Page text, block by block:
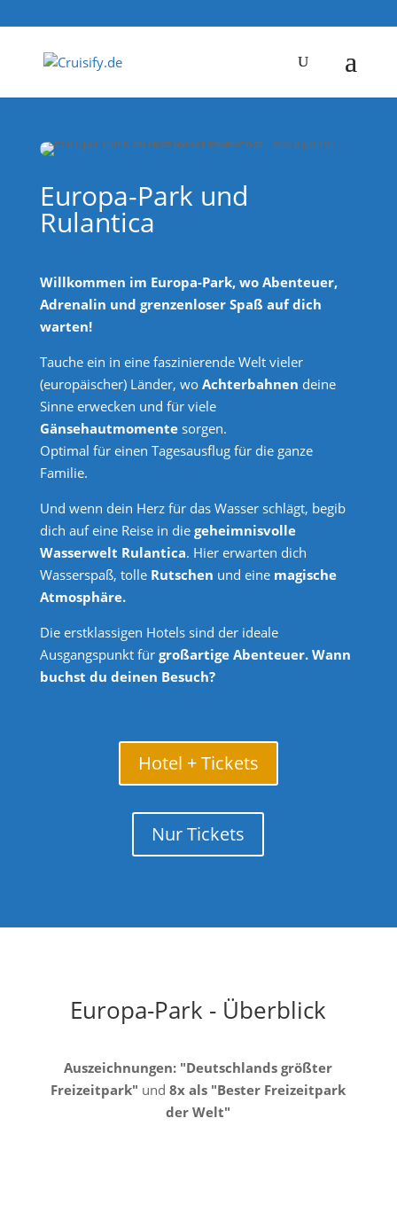
Europa-Park und
Rulantica
Willkommen im Europa-Park, wo Abenteuer,
Adrenalin und grenzenloser Spaß auf dich
warten!
Tauche ein in eine faszinierende Welt vieler
(europäischer) Länder, wo Achterbahnen deine
Sinne erwecken und für viele
Gänsehautmomentesorgen.
Optimal für einen Tagesausflug für die ganze
Familie.
Und wenn dein Herz für das Wasser schlägt, begib
dich auf eine Reise in die geheimnisvolle
Wasserwelt Rulantica. Hier erwarten dich
Wasserspaß, tolle Rutschen und eine magische
Atmosphäre.
Die erstklassigen Hotels sind der ideale
Ausgangspunkt für großartige Abenteuer. Wann
buchst du deinen Besuch?
Hotel + Tickets
Nur Tickets
Europa-Park - Überblick
Auszeichnungen: "Deutschlands größter
Freizeitpark" und 8x als "Bester Freizeitpark
der Welt"